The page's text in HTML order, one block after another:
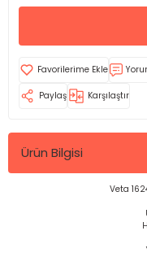
Paylaş Karşılaştır
Ürün Bilgisi
Veta